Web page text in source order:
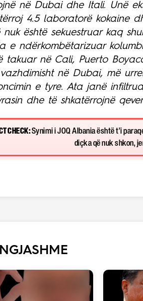
në Dubai dhe Itali. Unë
4.5 laboratorë kokaine
nuk është sekuestruar kaq
e ndërkombëtarizuar
takuar në Cali, Puerto
në Dubai, më
e tyre. Ata janë
dhe të shkatërrojnë
CHECK:Synimi i JOQ Albania është t’i
diçka që nuk shkon,